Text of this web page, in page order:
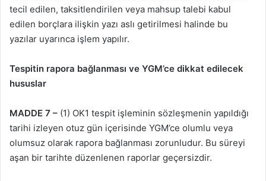
tecil edilen, taksitlendirilen veya mahsup talebi kabul
edilen borçlara ilişkin yazı aslı getirilmesi halinde bu
yazılar uyarınca işlem yapılır.
Tespitin rapora bağlanması ve YGM’ce dikkat edilecek
hususlar
MADDE 7 – (1) OK1 tespit işleminin sözleşmenin yapıldığı
tarihi izleyen otuz gün içerisinde YGM’ce olumlu veya
olumsuz olarak rapora bağlanması zorunludur. Bu süreyi
aşan bir tarihte düzenlenen raporlar geçersizdir.